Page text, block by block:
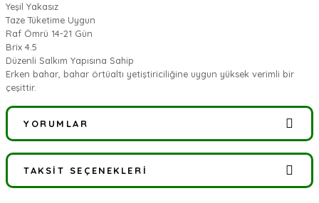
Yeşil Yakasız
Taze Tüketime Uygun
Raf Ömrü 14-21 Gün
Brix 4.5
Düzenli Salkım Yapısına Sahip
Erken bahar, bahar örtüaltı yetiştiriciliğine uygun yüksek verimli bir
çeşittir.
YORUMLAR
Bu ürüne ilk yorumu siz yapın!
TAKSIT SEÇENEKLERI